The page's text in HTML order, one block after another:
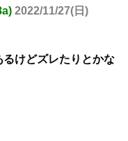
2022/11/27(日)
けどズレたりとかな